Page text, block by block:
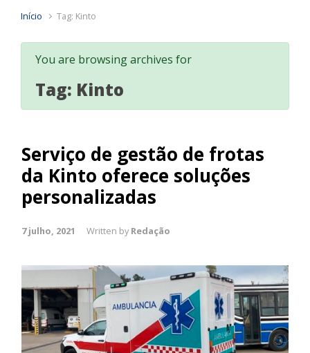
Início Tag: Kinto
You are browsing archives for
Tag: Kinto
Serviço de gestão de frotas
da Kinto oferece soluções
personalizadas
7 julho, 2021 Written by Redação